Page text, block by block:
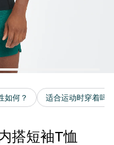
搭短袖T恤